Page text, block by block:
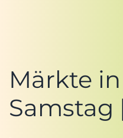
Märkte
Samstag